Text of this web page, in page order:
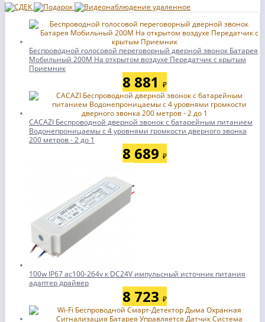
Беспроводной голосовой переговорный дверной звонок Батарея
Мобильный 200M На открытом воздухе Передатчик с крытым
Приемник
8 881 ₽
CACAZI Беспроводной дверной звонок с батарейным питанием
Водонепроницаемы с 4 уровнями громкости дверного звонка
200 метров - 2 до 1
8 689 ₽
100w IP67 ac100-264v к DC24V импульсный источник питания
адаптер драйвер
8 723 ₽